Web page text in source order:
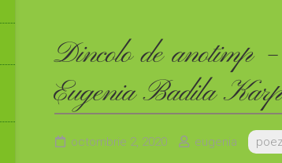
Dincolo de anotimp
Eugenia Badila
octombrie 2, 2020 eugenia